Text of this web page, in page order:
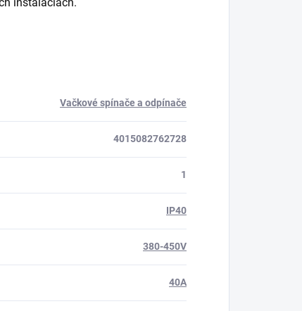
Vačkové spínače a odpínače
4015082762728
1
IP40
380-450V
40A